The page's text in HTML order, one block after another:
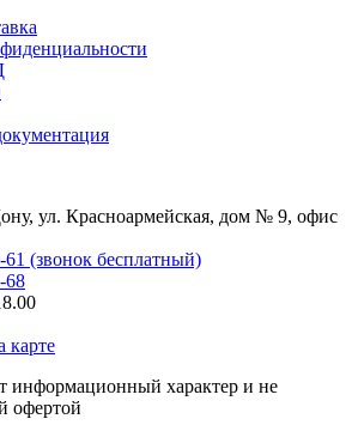
ул. Красноармейская, дом № 9, офис
(звонок бесплатный)
68
карте
информационный характер и не
офертой